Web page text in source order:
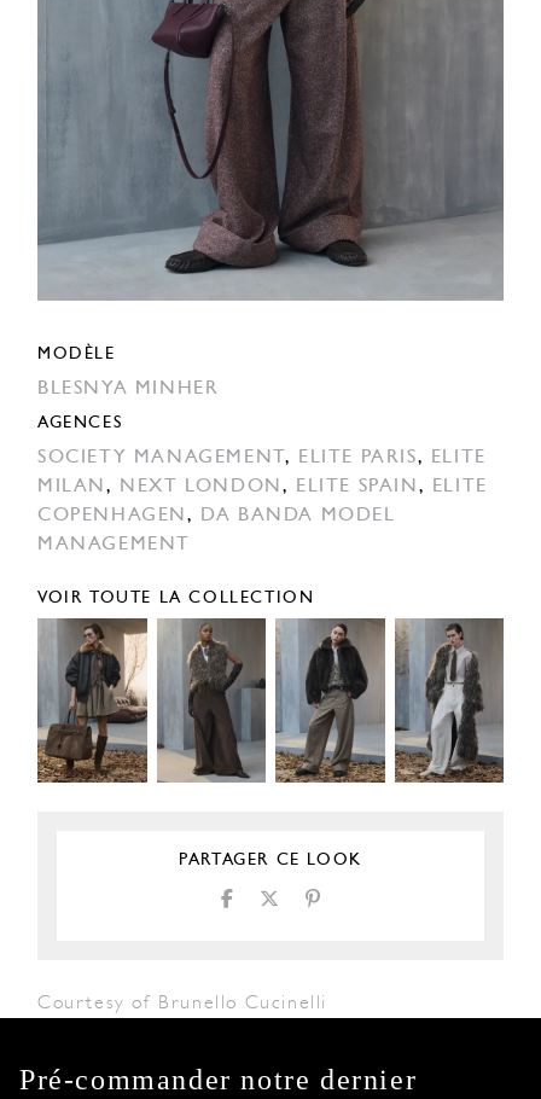
MODÈLE
BLESNYA MINHER
AGENCES
SOCIETY MANAGEMENT , ELITE PARIS,
ELITE
MILAN , NEXT LONDON , ELITE SPAIN ,
ELITE
COPENHAGEN ,
DA BANDA MODEL
MANAGEMENT
VOIR TOUTE LA COLLECTION
PARTAGER CE LOOK
Courtesy of Brunello Cucinelli
Pré-commander notre dernier